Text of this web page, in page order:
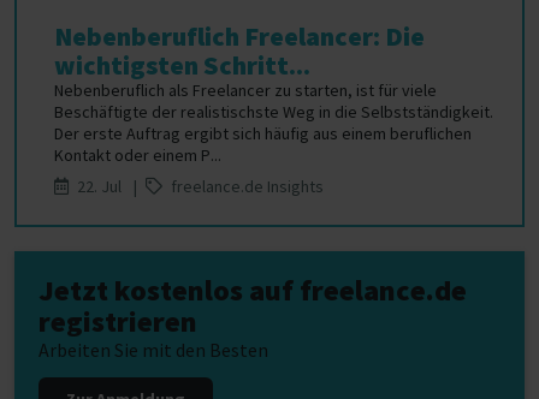
Nebenberuflich Freelancer: Die
wichtigsten Schritt...
Nebenberuflich als Freelancer zu starten, ist für viele
Beschäftigte der realistischste Weg in die Selbstständigkeit.
Der erste Auftrag ergibt sich häufig aus einem beruflichen
Kontakt oder einem P...
22. Jul |
freelance.de Insights
Jetzt kostenlos auf freelance.de
registrieren
Arbeiten Sie mit den Besten